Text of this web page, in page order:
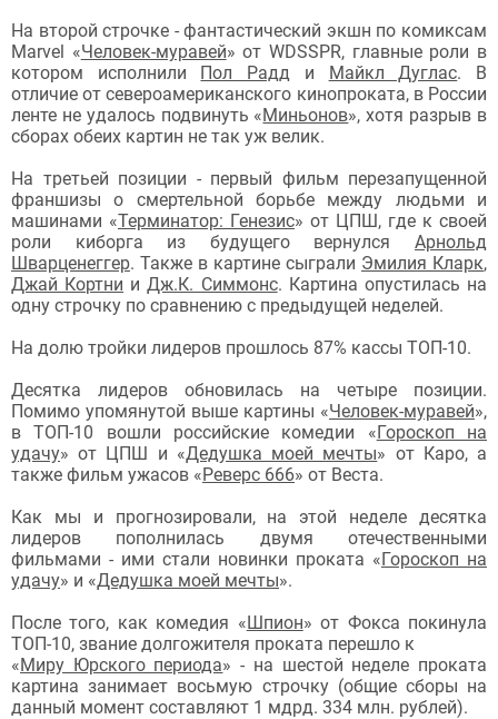
На второй строчке - фантастический экшн по комиксам
Marvel «Человек-муравей» от WDSSPR, главные роли в
котором исполнили Пол Радд и Майкл Дуглас. В
отличие от североамериканского кинопроката, в России
ленте не удалось подвинуть «Миньонов», хотя разрыв в
сборах обеих картин не так уж велик.
На третьей позиции - первый фильм перезапущенной
франшизы о смертельной борьбе между людьми и
машинами «Терминатор: Генезис» от ЦПШ, где к своей
роли киборга из будущего вернулся Арнольд
Шварценеггер. Также в картине сыграли Эмилия Кларк,
Джай Кортни иДж.К. Симмонс. Картина опустилась на
одну строчку по сравнению с предыдущей неделей.
На долю тройки лидеров прошлось 87% кассы ТОП-10.
Десятка лидеров обновилась на четыре позиции.
Помимо упомянутой выше картины «Человек-муравей»,
в ТОП-10 вошли российские комедии «Гороскоп на
удачу» от ЦПШ и «Дедушка моей мечты» от Каро, а
также фильм ужасов «Реверс 666» от Веста.
Как мы и прогнозировали, на этой неделе десятка
лидеров пополнилась двумя отечественными
фильмами - ими стали новинки проката «Гороскоп на
удачу» и «Дедушка моей мечты».
После того, как комедия «Шпион» от Фокса покинула
ТОП-10, звание долгожителя проката перешло к
«Миру Юрского периода»- на шестой неделе проката
картина занимает восьмую строчку (общие сборы на
данный момент составляют 1 мдрд. 334 млн. рублей).